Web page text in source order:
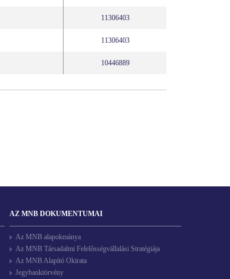
11306403
11306403
10446889
AZ MNB DOKUMENTUMAI
Az MNB alapokmánya
Az MNB Társadalmi Felelősségvállalási Stratégiája
Az MNB Alapító Okirata
Jegybanktörvény